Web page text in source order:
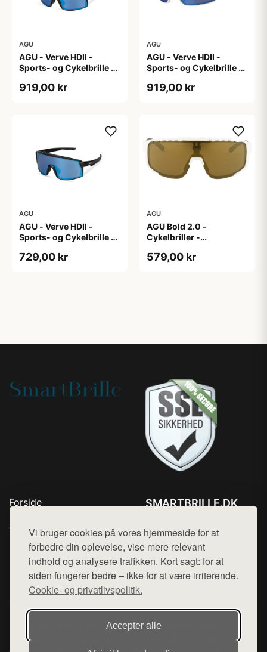
Vi bruger cookies på vores hjemmeside for at
forbedre din oplevelse, vise mere relevant
indhold og analysere trafikken. Kort sagt: for at
siden fungerer bedre – ikke for at være irriterende.
Cookie- og privatlivspolitik.
Accepter alle
AGU
AGU - Verve HDII -
Sports- og Cykelbrille -
919,00 kr
AGU
AGU - Verve HDII -
Sports- og Cykelbrille -
919,00 kr
AGU
AGU - Verve HDII -
Sports- og Cykelbrille -
Sort/Gul
729,00 kr
AGU
AGU Bold 2.0 -
Cykelbriller -
579,00 kr
Forside
Top Rabatter
Blog
Kontakt
SMARTBRILLE.DK
Mail: hej@want.dk
Cookie- og privatlivspolitik
Denne side er en del af want.dk, der udgiver en række
hjemmesider med præsentation af forskellige produkter fra